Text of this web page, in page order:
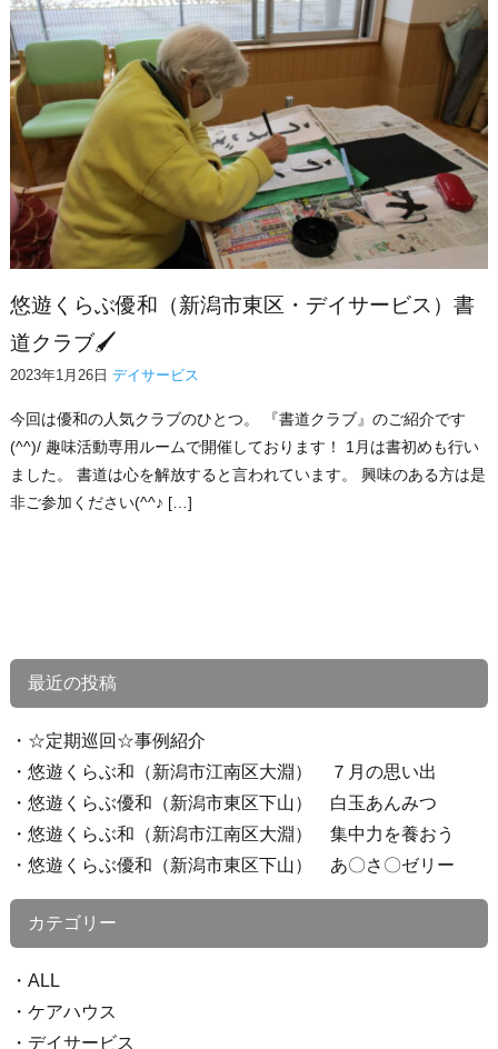
悠遊くらぶ優和（新潟市東区・デイサービス）書
道クラブ🖌
2023年1月26日 デイサービス
今回は優和の人気クラブのひとつ。 『書道クラブ』のご紹介です
(^^)/ 趣味活動専用ルームで開催しております！ 1月は書初めも行い
ました。 書道は心を解放すると言われています。 興味のある方は是
非ご参加ください(^^♪ […]
最近の投稿
☆定期巡回☆事例紹介
悠遊くらぶ和（新潟市江南区大淵） ７月の思い出
悠遊くらぶ優和（新潟市東区下山） 白玉あんみつ
悠遊くらぶ和（新潟市江南区大淵） 集中力を養おう
悠遊くらぶ優和（新潟市東区下山） あ〇さ〇ゼリー
カテゴリー
ALL
ケアハウス
デイサービス